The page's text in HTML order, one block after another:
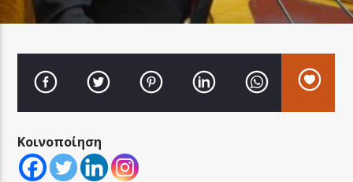
Title
Artist
LA FAMIGLIA RADIO
Κοινοποίηση